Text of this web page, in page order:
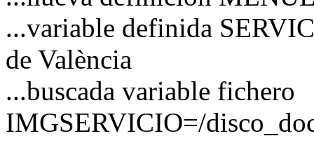
...variable definida
de València
...buscada variable fichero
IMGSERVICIO=/